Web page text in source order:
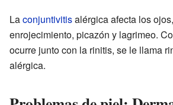
Laconjuntivitisalérgica afecta los
enrojecimiento, picazón y lagrimeo.
ocurre junto con la rinitis, se le llama
alérgica.